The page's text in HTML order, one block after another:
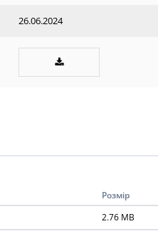
26.06.2024
Розмір
2.76 MB